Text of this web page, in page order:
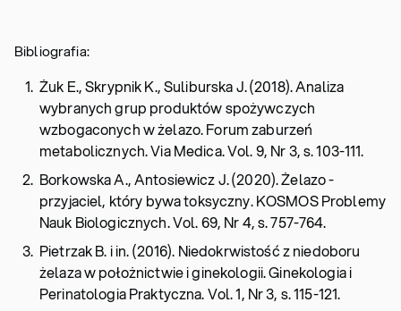
Bibliografia:
Żuk E., Skrypnik K., Suliburska J. (2018). Analiza
wybranych grup produktów spożywczych
wzbogaconych w żelazo. Forum zaburzeń
metabolicznych. Via Medica. Vol. 9, Nr 3, s. 103-111.
Borkowska A., Antosiewicz J. (2020). Żelazo -
przyjaciel, który bywa toksyczny. KOSMOS Problemy
Nauk Biologicznych. Vol. 69, Nr 4, s. 757-764.
Pietrzak B. i in. (2016). Niedokrwistość z niedoboru
żelaza w położnictwie i ginekologii. Ginekologia i
Perinatologia Praktyczna. Vol. 1, Nr 3, s. 115-121.